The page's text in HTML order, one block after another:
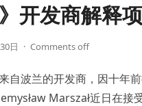
》开发商解释
日 · Comments off
波兰的开发商，因十年
Marszał近日在接